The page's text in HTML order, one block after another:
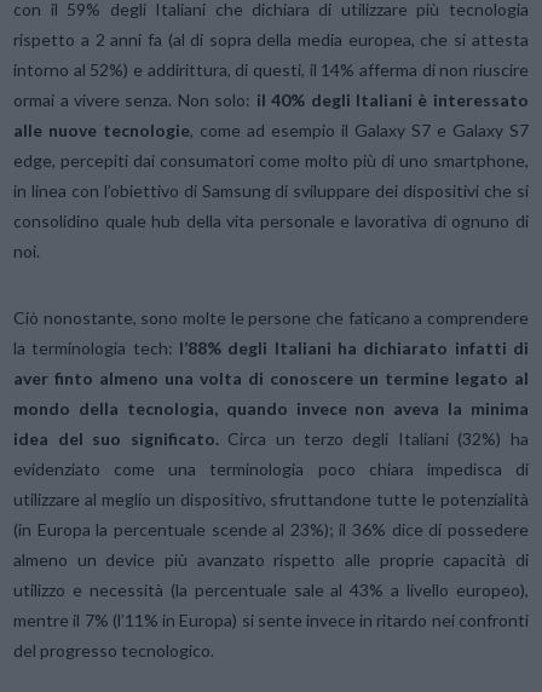
con il 59% degli Italiani che dichiara di utilizzare più tecnologia
rispetto a 2 anni fa (al di sopra della media europea, che si attesta
intorno al 52%) e addirittura, di questi, il 14% afferma di non riuscire
ormai a vivere senza. Non solo: il 40% degli Italiani è interessato
alle nuove tecnologie, come ad esempio il Galaxy S7 e Galaxy S7
edge, percepiti dai consumatori come molto più di uno smartphone,
in linea con l’obiettivo di Samsung di sviluppare dei dispositivi che si
consolidino quale hub della vita personale e lavorativa di ognuno di
noi.
Ciò nonostante, sono molte le persone che faticano a comprendere
la terminologia tech: l’88% degli Italiani ha dichiarato infatti di
aver finto almeno una volta di conoscere un termine legato al
mondo della tecnologia, quando invece non aveva la minima
idea del suo significato.Circa un terzo degli Italiani (32%) ha
evidenziato come una terminologia poco chiara impedisca di
utilizzare al meglio un dispositivo, sfruttandone tutte le potenzialità
(in Europa la percentuale scende al 23%); il 36% dice di possedere
almeno un device più avanzato rispetto alle proprie capacità di
utilizzo e necessità (la percentuale sale al 43% a livello europeo),
mentre il 7% (l’11% in Europa) si sente invece in ritardo nei confronti
del progresso tecnologico.